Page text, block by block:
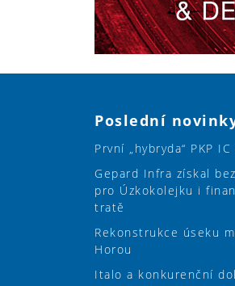
Poslední
První „hybryda“ PKP
Gepard Infra získal
pro Úzkokolejku i
tratě
Rekonstrukce úseku
Horou
Italo a konkurenční